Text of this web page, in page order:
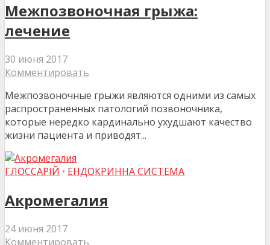
Межпозвоночная грыжа:
лечение
30 июня 2017
Комментировать
Межпозвоночные грыжи являются одними из самых
распространенных патологий позвоночника,
которые нередко кардинально ухудшают качество
жизни пациента и приводят...
ГЛОССАРІЙ • ЕНДОКРИННА СИСТЕМА
Акромегалия
24 июня 2017
Комментировать